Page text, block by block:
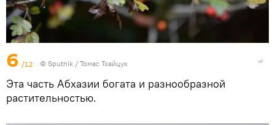
6 /12 © Sputnik / Томас Тхайцук
Эта часть Абхазии богата и разнообразной
растительностью.